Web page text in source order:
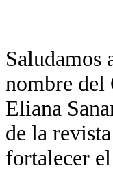
Saludamos
nombre del
Eliana
de la
fortalecer